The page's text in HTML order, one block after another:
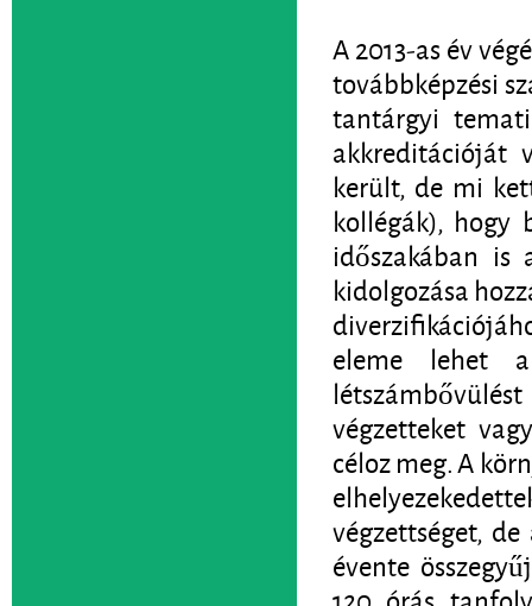
A 2013-as év
továbbképzési
tantárgyi
akkreditációját
került, de mi
kollégák),
időszakában
kidolgozása
eleme lehet
végzetteket
céloz meg. A
végzettséget,
évente